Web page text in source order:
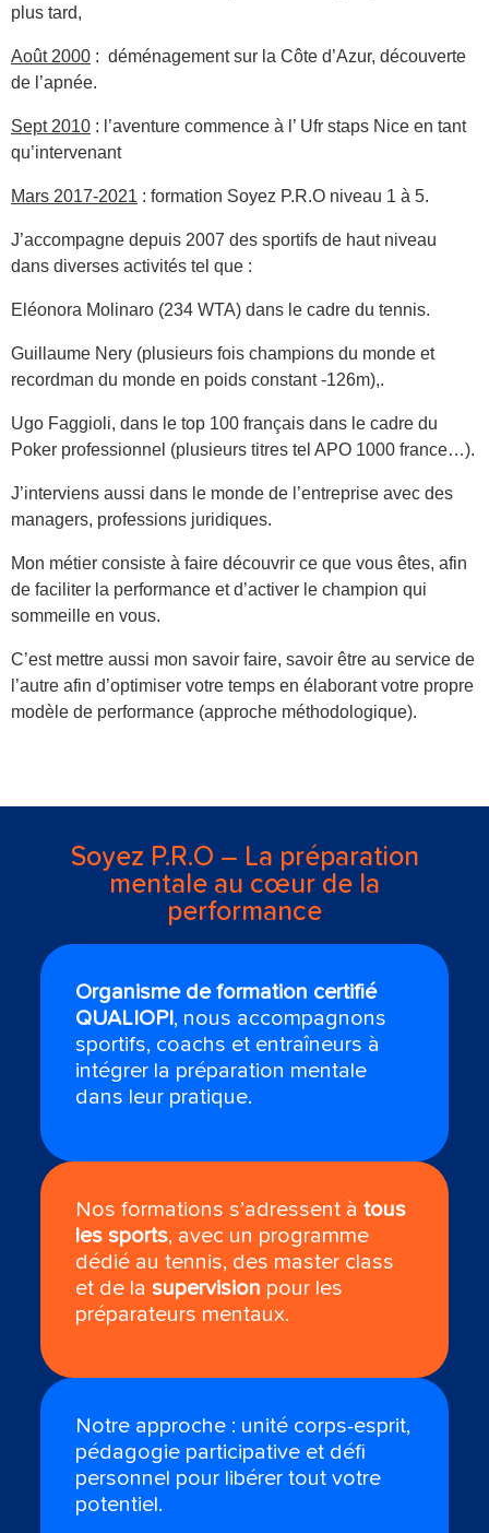
plus tard,
Août 2000 : déménagement sur la Côte d’Azur, découverte
de l’apnée.
Sept 2010 : l’aventure commence à l’ Ufr staps Nice en tant
qu’intervenant
Mars 2017-2021 : formation Soyez P.R.O niveau 1 à 5.
J’accompagne depuis 2007 des sportifs de haut niveau
dans diverses activités tel que :
Eléonora Molinaro (234 WTA) dans le cadre du tennis.
Guillaume Nery (plusieurs fois champions du monde et
recordman du monde en poids constant -126m),.
Ugo Faggioli, dans le top 100 français dans le cadre du
Poker professionnel (plusieurs titres tel APO 1000 france…).
J’interviens aussi dans le monde de l’entreprise avec des
managers, professions juridiques.
Mon métier consiste à faire découvrir ce que vous êtes, afin
de faciliter la performance et d’activer le champion qui
sommeille en vous.
C’est mettre aussi mon savoir faire, savoir être au service de
l’autre afin d’optimiser votre temps en élaborant votre propre
modèle de performance (approche méthodologique).
Soyez P.R.O – La préparation
mentale au cœur de la
performance
Organisme de formation certifié
QUALIOPI, nous accompagnons
sportifs, coachs et entraîneurs à
intégrer la préparation mentale
dans leur pratique.
Nos formations s’adressent à tous
les sports, avec un programme
dédié au tennis, des master class
et de la supervision pour les
préparateurs mentaux.
Notre approche : unité corps-esprit,
pédagogie participative et défi
personnel pour libérer tout votre
potentiel.